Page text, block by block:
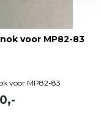
voor MP82-83
voor MP82-83